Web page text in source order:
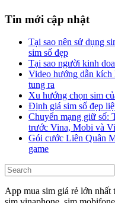
Tin mới cập nhật
Tại sao nên sử dụng
sim số đẹp
Tại sao người kinh
Video hướng dẫn kích
tung ra
Xu hướng chọn sim
Định giá sim số đẹp
Chuyển mạng giữ số:
trước Vina, Mobi và
Gói cước Liên Quân
game
App mua sim giá rẻ lớn